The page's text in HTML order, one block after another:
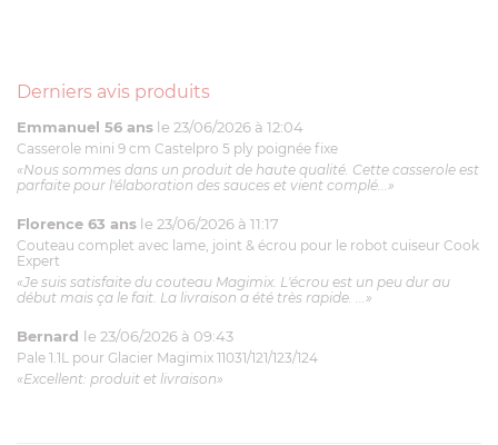
Derniers avis produits
Emmanuel 56 ans le 23/06/2026 à 12:04
Casserole mini 9 cm Castelpro 5 ply poignée fixe
«Nous sommes dans un produit de haute qualité. Cette casserole est
parfaite pour l'élaboration des sauces et vient complé...»
Florence 63 ans le 23/06/2026 à 11:17
Couteau complet avec lame, joint & écrou pour le robot cuiseur Cook
Expert
«Je suis satisfaite du couteau Magimix. L'écrou est un peu dur au
début mais ça le fait. La livraison a été très rapide. ...»
Bernard le 23/06/2026 à 09:43
Pale 1.1L pour Glacier Magimix 11031/121/123/124
«Excellent: produit et livraison»